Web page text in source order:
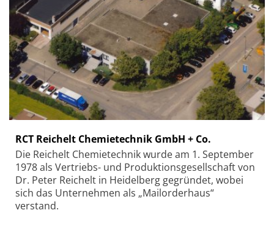
RCT Reichelt Chemietechnik GmbH + Co.
Die Reichelt Chemietechnik wurde am 1. September
1978 als Vertriebs- und Produktionsgesellschaft von
Dr. Peter Reichelt in Heidelberg gegründet, wobei
sich das Unternehmen als „Mailorderhaus“
verstand.